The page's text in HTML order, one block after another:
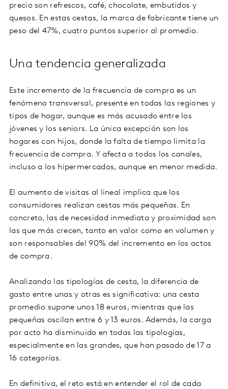
precio son refrescos, café, chocolate, embutidos y
quesos. En estas cestas, la marca de fabricante tiene un
peso del 47%, cuatro puntos superior al promedio.
Una tendencia generalizada
Este incremento de la frecuencia de compra es un
fenómeno transversal, presente en todas las regiones y
tipos de hogar, aunque es más acusado entre los
jóvenes y los seniors. La única excepción son los
hogares con hijos, donde la falta de tiempo limita la
frecuencia de compra. Y afecta a todos los canales,
incluso a los hipermercados, aunque en menor medida.
El aumento de visitas al lineal implica que los
consumidores realizan cestas más pequeñas. En
concreto, las de necesidad inmediata y proximidad son
las que más crecen, tanto en valor como en volumen y
son responsables del 90% del incremento en los actos
de compra.
Analizando las tipologías de cesta, la diferencia de
gasto entre unas y otras es significativa: una cesta
promedio supone unos 18 euros, mientras que las
pequeñas oscilan entre 6 y 13 euros. Además, la carga
por acto ha disminuido en todas las tipologías,
especialmente en las grandes, que han pasado de 17 a
16 categorías.
En definitiva, el reto está en entender el rol de cada